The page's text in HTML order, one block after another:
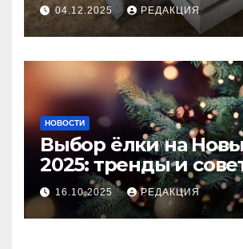
покрытия
04.12.2025 РЕДАКЦИЯ
НОВОСТИ
Выбор ёлки на
2025: тренды и
идеального
16.10.2025 РЕДАКЦИЯ